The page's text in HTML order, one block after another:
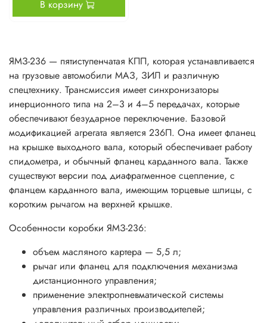
В корзину
ЯМЗ-236 — пятиступенчатая КПП, которая устанавливается
на грузовые автомобили МАЗ, ЗИЛ и различную
спецтехнику. Трансмиссия имеет синхронизаторы
инерционного типа на 2–3 и 4–5 передачах, которые
обеспечивают безударное переключение. Базовой
модификацией агрегата является 236П. Она имеет фланец
на крышке выходного вала, который обеспечивает работу
спидометра, и обычный фланец карданного вала. Также
существуют версии под диафрагменное сцепление, с
фланцем карданного вала, имеющим торцевые шлицы, с
коротким рычагом на верхней крышке.
Особенности коробки ЯМЗ-236:
объем масляного картера — 5,5 л;
рычаг или фланец для подключения механизма
дистанционного управления;
применение электропневматической системы
управления различных производителей;